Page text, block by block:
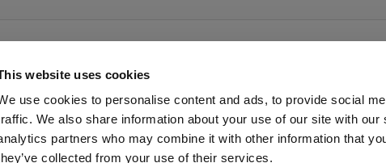
website uses cookies
use cookies to personalise content and ads, to provide social
We also share information about your use of our site with our
partners who may combine it with other information that
collected from your use of their services.
Support Emploi Presse Investisseurs Share The